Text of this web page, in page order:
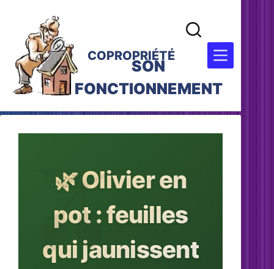
COPROPRIÉTÉ
SON
FONCTIONNEMENT
🌿 Olivier en
pot : feuilles
qui jaunissent